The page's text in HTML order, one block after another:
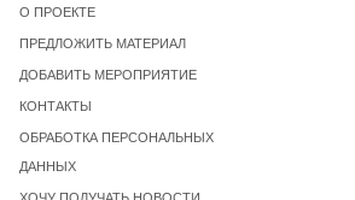
О ПРОЕКТЕ
ПРЕДЛОЖИТЬ МАТЕРИАЛ
ДОБАВИТЬ МЕРОПРИЯТИЕ
КОНТАКТЫ
ОБРАБОТКА ПЕРСОНАЛЬНЫХ
ДАННЫХ